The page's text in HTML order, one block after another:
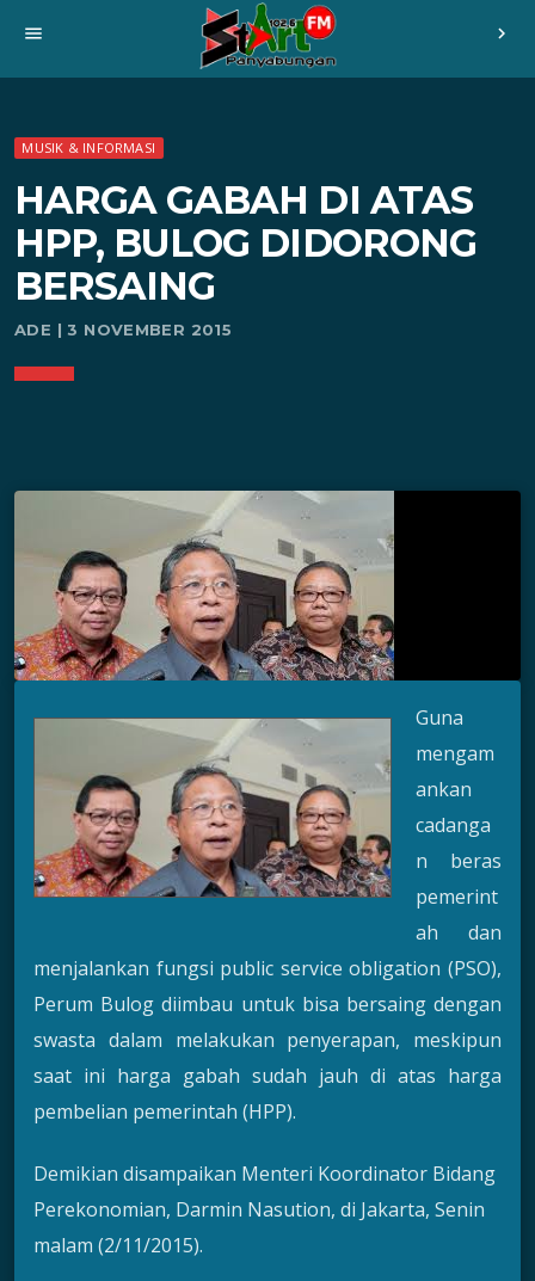
menu chevron_right
MUSIK & INFORMASI
HARGA GABAH DI ATAS
HPP, BULOG DIDORONG
BERSAING
ADE | 3 NOVEMBER 2015
Guna
mengam
ankan
cadanga
n beras
pemerint
ah dan
menjalankan fungsi public service obligation (PSO),
Perum Bulog diimbau untuk bisa bersaing dengan
swasta dalam melakukan penyerapan, meskipun
saat ini harga gabah sudah jauh di atas harga
pembelian pemerintah (HPP).
Demikian disampaikan Menteri Koordinator Bidang
Perekonomian, Darmin Nasution, di Jakarta, Senin
malam (2/11/2015).